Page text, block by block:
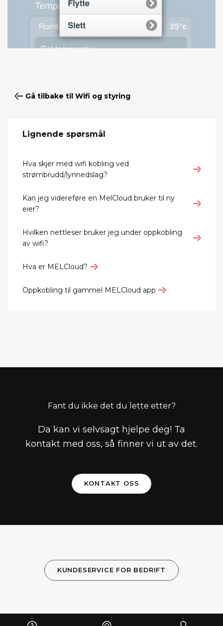
Gå tilbake til Wifi og styring
Lignende spørsmål
Hva skjer med wifi kobling ved
strømbrudd/lynnedslag?
Kan jeg videreføre en MelCloud bruker til ny
eier?
Hvilken nettleser bruker jeg under oppkobling
av wifi?
Hva er MELCloud?
Oppkobling til gammel MELCloud app
Fant du ikke det du lette etter?
Da kan vi selvsagt hjelpe deg! Ta
kontakt med oss, så finner vi ut av det.
KONTAKT OSS
KUNDESERVICE FOR BEDRIFT